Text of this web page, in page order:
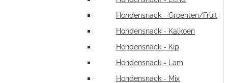
Hondensnack - Groenten/Fruit
Hondensnack - Kalkoen
Hondensnack - Kip
Hondensnack - Lam
Hondensnack - Mix